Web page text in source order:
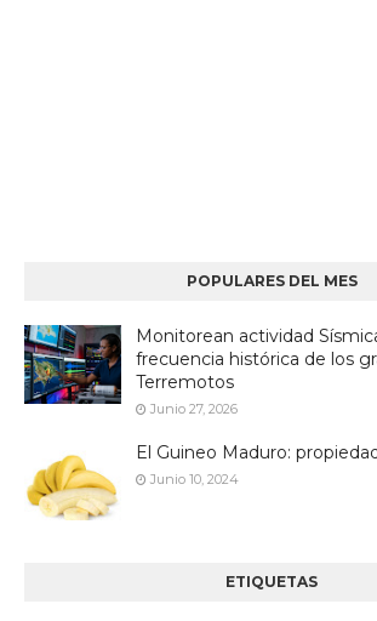
POPULARES DEL MES
Monitorean actividad
frecuencia histórica de los
Terremotos
Junio 27, 2026
El Guineo Maduro:
Junio 10, 2024
ETIQUETAS